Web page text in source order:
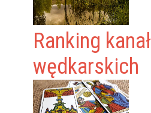
Ranking
wędkarskich